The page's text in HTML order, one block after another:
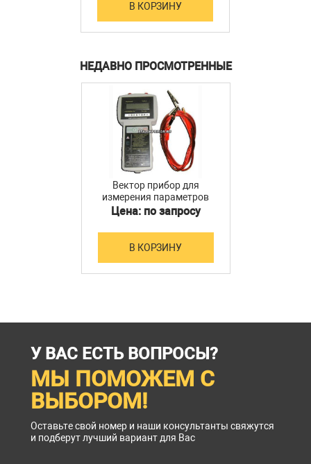
В КОРЗИНУ
НЕДАВНО ПРОСМОТРЕННЫЕ
Вектор прибор для
измерения параметров
однофазной цепи в
режиме короткого
замыкания
Цена: по запросу
В КОРЗИНУ
У ВАС ЕСТЬ ВОПРОСЫ?
МЫ ПОМОЖЕМ С
ВЫБОРОМ!
Оставьте свой номер и наши консультанты свяжутся
и подберут лучший вариант для Вас